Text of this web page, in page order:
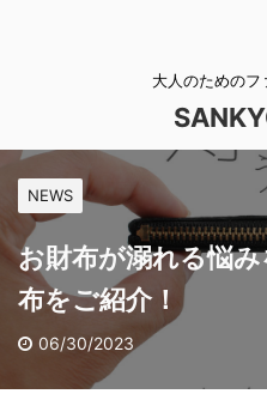
大人のためのフ
NEWS
お財布が溺れる悩
布をご紹介！
06/30/2023